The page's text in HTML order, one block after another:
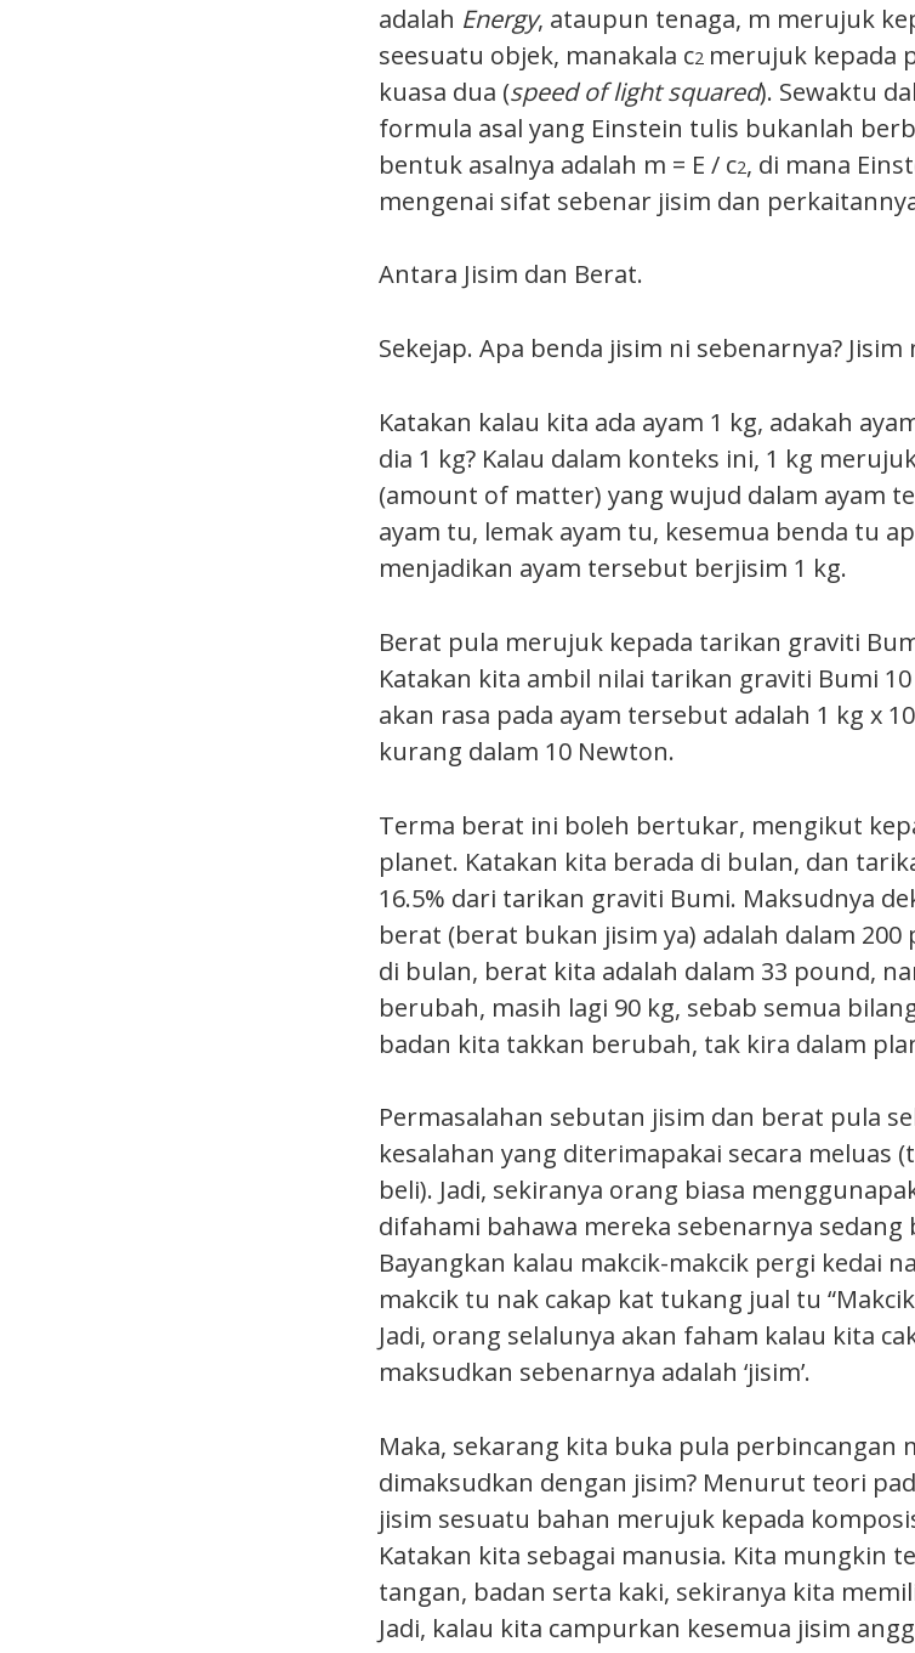
adalah Energy, ataupun tenaga, m merujuk
seesuatu objek, manakala c2 merujuk kepada
kuasa dua (speed of light squared). Sewaktu
formula asal yang Einstein tulis bukanlah
bentuk asalnya adalah m = E / c2, di mana
mengenai sifat sebenar jisim dan
Antara Jisim dan Berat.
Sekejap. Apa benda jisim ni sebenarnya? Jisim
Katakan kalau kita ada ayam 1 kg, adakah
dia 1 kg? Kalau dalam konteks ini, 1 kg
(amount of matter) yang wujud dalam ayam
ayam tu, lemak ayam tu, kesemua benda tu
menjadikan ayam tersebut berjisim 1 kg.
Berat pula merujuk kepada tarikan graviti
Katakan kita ambil nilai tarikan graviti Bumi
akan rasa pada ayam tersebut adalah 1 kg x
kurang dalam 10 Newton.
Terma berat ini boleh bertukar, mengikut
planet. Katakan kita berada di bulan, dan
16.5% dari tarikan graviti Bumi. Maksudnya
berat (berat bukan jisim ya) adalah dalam 200
di bulan, berat kita adalah dalam 33 pound,
berubah, masih lagi 90 kg, sebab semua
badan kita takkan berubah, tak kira dalam
Permasalahan sebutan jisim dan berat pula
kesalahan yang diterimapakai secara meluas
beli). Jadi, sekiranya orang biasa
difahami bahawa mereka sebenarnya sedang
Bayangkan kalau makcik-makcik pergi kedai
makcik tu nak cakap kat tukang jual tu
Jadi, orang selalunya akan faham kalau kita
maksudkan sebenarnya adalah ‘jisim’.
Maka, sekarang kita buka pula perbincangan
dimaksudkan dengan jisim? Menurut teori
jisim sesuatu bahan merujuk kepada
Katakan kita sebagai manusia. Kita mungkin
tangan, badan serta kaki, sekiranya kita
Jadi, kalau kita campurkan kesemua jisim